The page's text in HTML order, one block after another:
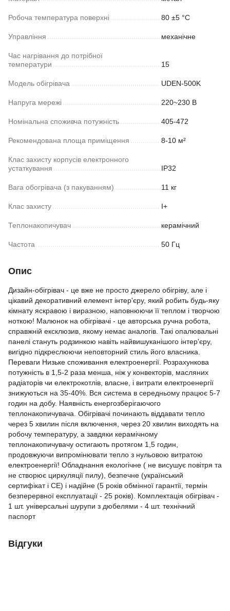
Робоча температура поверхні 80 ±5 °С
Управління механічне
Час нагрівання до потрібної
температури
15
Модель обігрівача UDEN-500K
Напруга мережі 220~230 В
Номінальна споживча потужність 405-472
Рекомендована площа приміщення 8-10 м²
Клас захисту корпусів електронного
устаткування
IP32
Вага обогрівача (з пакуванням) 11 кг
Клас захисту I+
Теплонакопичувач керамічний
Частoта 50 Гц
Опис
Дизайн-обігрівач - це вже не просто джерело обігріву, але і
цікавий декоративний елемент інтер'єру, який робить будь-яку
кімнату яскравою і виразною, наповнюючи її теплом і творчою
ноткою! Малюнок на обігрівачі - це авторська ручна робота,
справжній ексклюзив, якому немає аналогів. Такі опалювальні
панелі стануть родзинкою навіть найвишуканішого інтер'єру,
вигідно підкреслюючи неповторний стиль його власника.
Переваги Низьке споживання електроенергії. Розрахункова
потужність в 1,5-2 раза менша, ніж у конвекторів, масляних
радіаторів чи електрокотлів, власне, і витрати електроенергії
знижуються на 35-40%. Вся система в середньому працює 5-7
годин на добу. Наявність енергозберігаючого
теплонакопичувача. Обігрівачі починають віддавати тепло
через 5 хвилин після включення, через 20 хвилин виходять на
робочу температуру, а завдяки керамічному
теплонакопичувачу остигають протягом 1,5 годин,
продовжуючи випромінювати тепло з нульовою витратою
електроенергії! Обладнання екологічне ( не висушує повітря та
не створює циркуляції пилу), безпечне (український
сертифікат і СЕ) і надійне (5 років обмінної гарантії, термін
безперервної експлуатації - 25 років). Комплектація обігрівач -
1 шт. універсальні шурупи з дюбелями - 4 шт. технічний
паспорт
Відгуки